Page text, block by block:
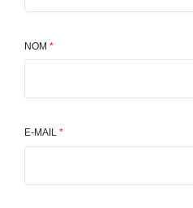
NOM *
E-MAIL *